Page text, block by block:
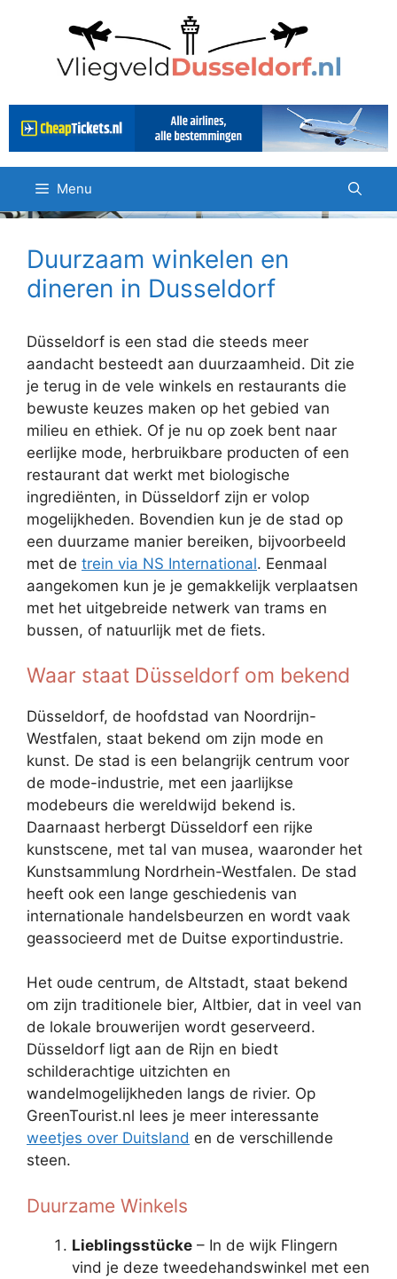
Menu
Duurzaam winkelen en
dineren in Dusseldorf
Düsseldorf is een stad die steeds meer
aandacht besteedt aan duurzaamheid. Dit zie
je terug in de vele winkels en restaurants die
bewuste keuzes maken op het gebied van
milieu en ethiek. Of je nu op zoek bent naar
eerlijke mode, herbruikbare producten of een
restaurant dat werkt met biologische
ingrediënten, in Düsseldorf zijn er volop
mogelijkheden. Bovendien kun je de stad op
een duurzame manier bereiken, bijvoorbeeld
met de trein via NS International. Eenmaal
aangekomen kun je je gemakkelijk verplaatsen
met het uitgebreide netwerk van trams en
bussen, of natuurlijk met de fiets.
Waar staat Düsseldorf om bekend
Düsseldorf, de hoofdstad van Noordrijn-
Westfalen, staat bekend om zijn mode en
kunst. De stad is een belangrijk centrum voor
de mode-industrie, met een jaarlijkse
modebeurs die wereldwijd bekend is.
Daarnaast herbergt Düsseldorf een rijke
kunstscene, met tal van musea, waaronder het
Kunstsammlung Nordrhein-Westfalen. De stad
heeft ook een lange geschiedenis van
internationale handelsbeurzen en wordt vaak
geassocieerd met de Duitse exportindustrie.
Het oude centrum, de Altstadt, staat bekend
om zijn traditionele bier, Altbier, dat in veel van
de lokale brouwerijen wordt geserveerd.
Düsseldorf ligt aan de Rijn en biedt
schilderachtige uitzichten en
wandelmogelijkheden langs de rivier. Op
GreenTourist.nl lees je meer interessante
weetjes over Duitsland en de verschillende
steen.
Duurzame Winkels
Lieblingsstücke – In de wijk Flingern
vind je deze tweedehandswinkel met een